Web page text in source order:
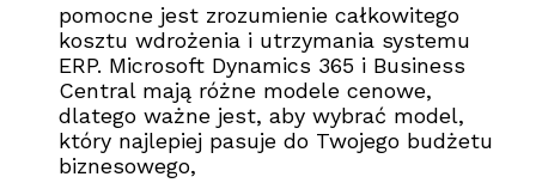
pomocne jest zrozumienie całkowitego
kosztu wdrożenia i utrzymania systemu
ERP. Microsoft Dynamics 365 i Business
Central mają różne modele cenowe,
dlatego ważne jest, aby wybrać model,
który najlepiej pasuje do Twojego budżetu
biznesowego,